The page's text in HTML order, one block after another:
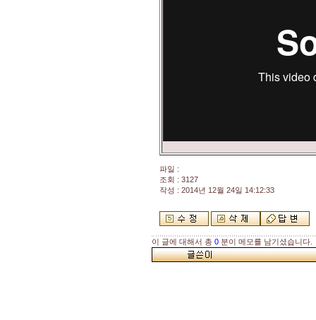
파일 :
조회 : 3127
작성 : 2014년 12월 24일 14:12:33
이 글에 대해서 총 0 분이 메모를 남기셨습니다.